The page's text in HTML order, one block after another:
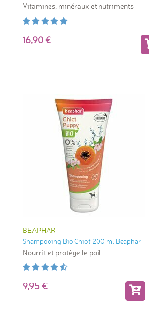
Vitamines, minéraux et nutriments
16,90
BEAPHAR
Shampooing Bio Chiot 200 ml Beaphar
Nourrit et protège le poil
9,95